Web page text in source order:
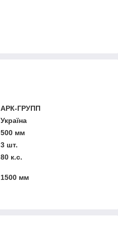
АРК-ГРУПП
Україна
500 мм
3 шт.
80 к.с.
1500 мм